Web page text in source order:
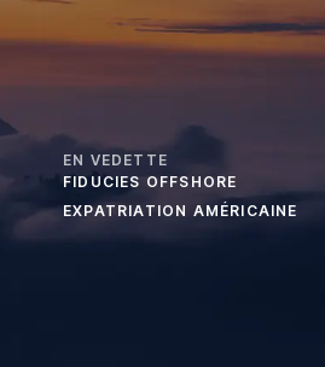
EN VEDETTE
FIDUCIES OFFSHORE
EXPATRIATION AMÉRICAINE